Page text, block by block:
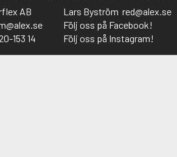
AB
153 14
Lars Byström red@alex.se
Följ oss på Facebook!
Följ oss på Instagram!